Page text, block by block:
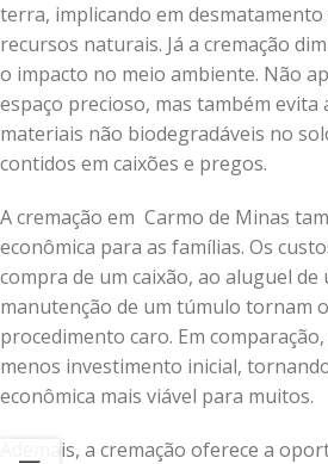
terra, implicando em
recursos naturais. Já a cremação
o impacto no meio ambiente. Não
espaço precioso, mas também evita
materiais não biodegradáveis no
contidos em caixões e pregos.
A cremação em Carmo de Minas
econômica para as famílias. Os
compra de um caixão, ao aluguel
manutenção de um túmulo tornam
procedimento caro. Em
menos investimento inicial,
econômica mais viável para muitos.
Ademais, a cremação oferece a